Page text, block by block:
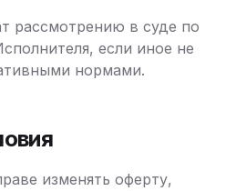
рассмотрению в суде по
если иное не
нормами.
изменять оферту,